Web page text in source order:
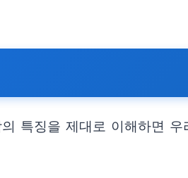
특징을 제대로 이해하면